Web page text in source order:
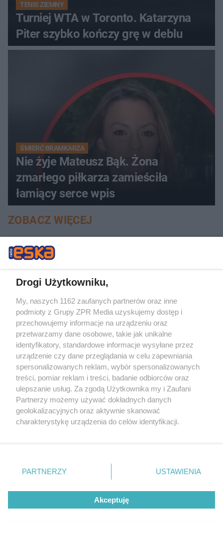
TENIS ZIEMNY
Turniej WTA w Toronto. Katarzyna
Piter szybko kończy grę w deblu
ŚMIERĆ BRAMKARZA
Nie żyje Mateusz Bąk. Żona
zmarłego piłkarza zamieściła
łamiący serce wpis
ZOBACZ WIĘCEJ
Żaden utwór zamieszczony w serwisie nie może być powielany i
Drogi Użytkowniku,
My, naszych 1162 zaufanych partnerów oraz inne
podmioty z Grupy ZPR Media uzyskujemy dostęp i
przechowujemy informacje na urządzeniu oraz
przetwarzamy dane osobowe, takie jak unikalne
identyfikatory, standardowe informacje wysyłane przez
urządzenie czy dane przeglądania w celu zapewniania
spersonalizowanych reklam, wybór spersonalizowanych
treści, pomiar reklam i treści, badanie odbiorców oraz
ulepszanie usług. Za zgodą Użytkownika my i Zaufani
Partnerzy możemy używać dokładnych danych
geolokalizacyjnych oraz aktywnie skanować
charakterystykę urządzenia do celów identyfikacji.
zmienić/wycofać klikając przycisk ustawień prywatności
znajdujący się w lewym dolnym rogu strony
rodzaje przetwarzania danych nie wymagają zgody
użytkownika, ale masz prawo sprzeciwić się takiemu
przetwarzaniu. Preferencje będą miały zastosowanie tylko
PARTNERZY USTAWIENIA
Akceptuję